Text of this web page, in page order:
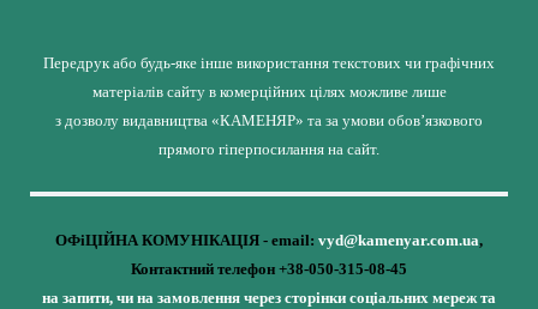
Передрук або будь-яке інше використання текстових чи графічних
матеріалів сайту в комерційних цілях можливе лише
з дозволу видавництва «КАМЕНЯР» та за умови обов’язкового
прямого гіперпосилання на сайт.
ОФіЦІЙНА КОМУНІКАЦІЯ - email: vyd@kamenyar.com.ua,
Контактний телефон +38-050-315-08-45
на запити, чи на замовлення через сторінки соціальних мереж та